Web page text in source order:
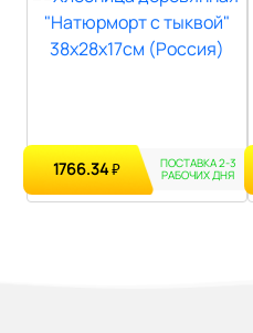
1766.34₽ ПОСТАВКА 2-3
РАБОЧИХ ДНЯ